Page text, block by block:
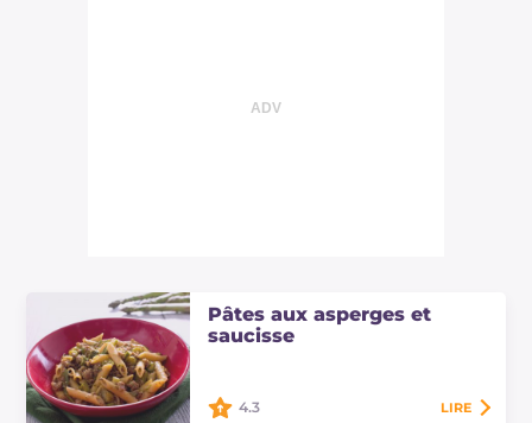
Pâtes aux asperges et
saucisse
4.3 LIRE